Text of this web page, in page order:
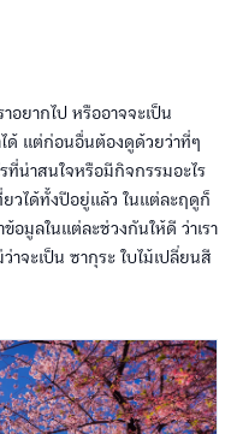
อยากไป หรืออาจจะเป็น
ด้ แต่ก่อนอื่นต้องดูด้วยว่าที่ๆ
ที่น่าสนใจหรือมีกิจกรรมอะไร
วได้ทั้งปีอยู่แล้ว ในแต่ละฤดูก็
มูลในแต่ละช่วงกันให้ดี ว่าเรา
จะเป็น ซากุระ ใบไม้เปลี่ยนสี